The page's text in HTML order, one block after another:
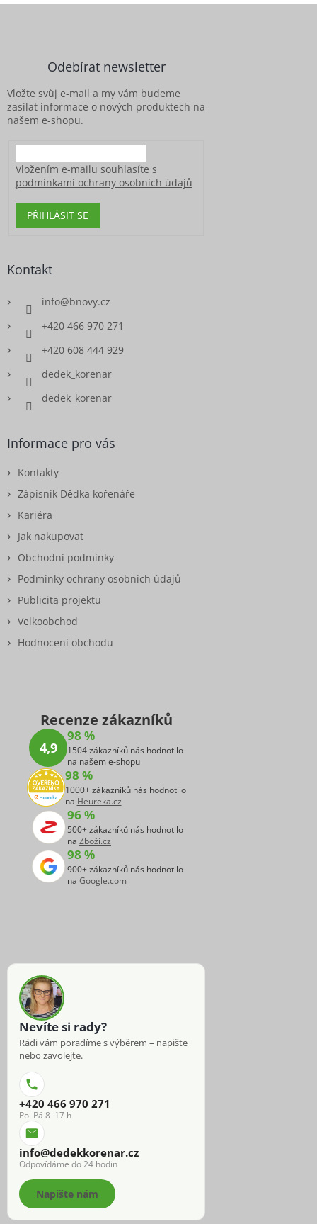
Z
Odebírat newsletter
Vložte svůj e-mail a my vám budeme
zasílat informace o nových produktech na
našem e-shopu.
Vložením e-mailu souhlasíte s
podmínkami ochrany osobních údajů
PŘIHLÁSIT SE
Kontakt
info@bnovy.cz
+420 466 970 271
+420 608 444 929
dedek_korenar
dedek_korenar
Informace pro vás
Kontakty
Zápisník Dědka kořenáře
Kariéra
Jak nakupovat
Obchodní podmínky
Podmínky ochrany osobních údajů
Publicita projektu
Velkoobchod
Hodnocení obchodu
Recenze zákazníků
4,9
98 %
1504 zákazníků nás hodnotilo
na našem e-shopu
98 %
1000+ zákazníků nás hodnotilo
na Heureka.cz
96 %
500+ zákazníků nás hodnotilo
na Zboží.cz
98 %
900+ zákazníků nás hodnotilo
na Google.com
Nevíte si rady?
Rádi vám poradíme s výběrem – napište
nebo zavolejte.
+420 466 970 271
Po–Pá 8–17 h
info@dedekkorenar.cz
Odpovídáme do 24 hodin
Napište nám